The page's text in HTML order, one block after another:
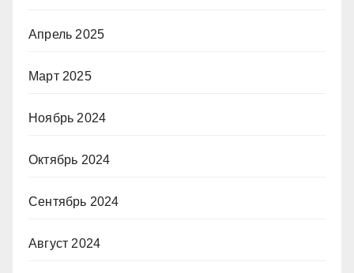
Апрель 2025
Март 2025
Ноябрь 2024
Октябрь 2024
Сентябрь 2024
Август 2024